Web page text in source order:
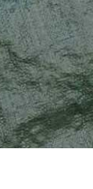
des
taille de vos